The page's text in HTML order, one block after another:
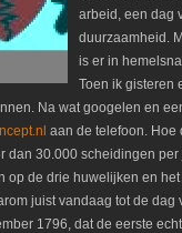
arbeid, een dag
duurzaamheid.
is er in
Toen ik gisteren
Na wat googelen en
aan de telefoon. Hoe
dan 30.000 scheidingen
op de drie huwelijken en
juist vandaag tot de
1796, dat de eerste